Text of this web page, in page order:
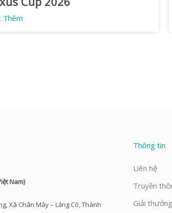
Thêm
Nam)
Xã Chân Mây – Lăng Cô, Thành
Thông tin
Liên hệ
Truyền
Giải thưởng